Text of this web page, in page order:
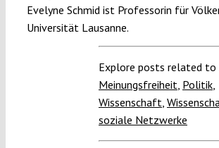
Evelyne Schmid ist Professorin für
Universität Lausanne.
Explore posts related to
Meinungsfreiheit, Politik,
Wissenschaft,
soziale Netzwerke